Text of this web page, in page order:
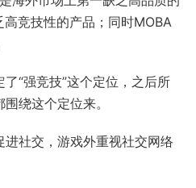
竞技性的产品；同时MOBA
“强竞技”这个定位，之后所
绕这个定位来。
社交，游戏外重视社交网络